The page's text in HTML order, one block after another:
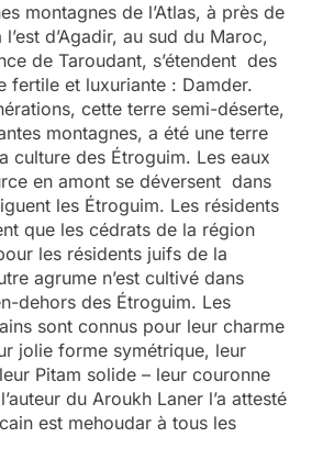
montagnes de l’Atlas, à près de
d’Agadir, au sud du Maroc,
de Taroudant, s’étendent des
fertile et luxuriante : Damder.
cette terre semi-déserte,
montagnes, a été une terre
culture des Étroguim. Les eaux
en amont se déversent dans
les Étroguim. Les résidents
que les cédrats de la région
les résidents juifs de la
agrume n’est cultivé dans
dehors des Étroguim. Les
sont connus pour leur charme
jolie forme symétrique, leur
Pitam solide – leur couronne
du Aroukh Laner l’a attesté
est mehoudar à tous les